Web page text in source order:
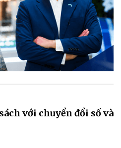
với chuyển đổi số và